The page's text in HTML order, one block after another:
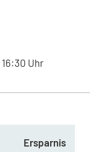
Uhr
Ersparnis